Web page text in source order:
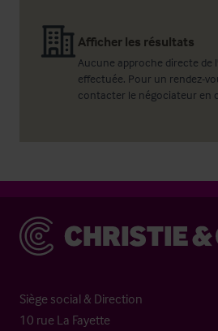
Afficher les résultats
Aucune approche directe de
effectuée. Pour un rendez-
contacter le négociateur en
Christie & Co
Siège social & Direction
10 rue La Fayette